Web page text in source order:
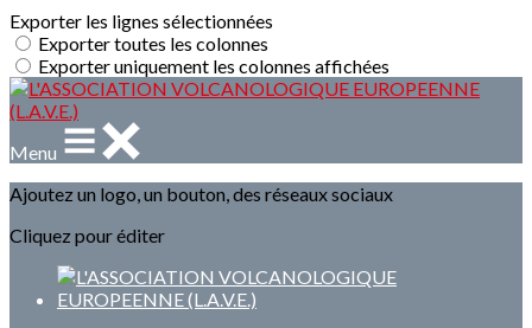
Exporter les lignes sélectionnées
Exporter toutes les colonnes
Exporter uniquement les colonnes affichées
Menu
Ajoutez un logo, un bouton, des réseaux sociaux
Cliquez pour éditer